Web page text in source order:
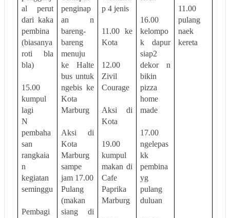
al perut
dari kaka
pembina
(biasanya
roti bla
bla)
15.00
kumpul
lagi
N
pembaha
san
rangkaia
n
kegiatan
seminggu
Pembagi
penginap
an n
bareng-
bareng
menuju
ke Halte
bus untuk
ngebis ke
Kota
Marburg
Aksi di
Kota
Marburg
sampe
jam 17.00
Pulang
(makan
siang di
p 4 jenis
11.00 ke
Kota
12.00
Zivil
Courage
Aksi di
Kota
19.00
kumpul
makan di
Cafe
Paprika
Marburg
16.00
kelompo
k dapur
siap2
dekor n
bikin
pizza
home
made
17.00
ngelepas
kk
pembina
yg
pulang
duluan
11.00
pulang
naek
kereta